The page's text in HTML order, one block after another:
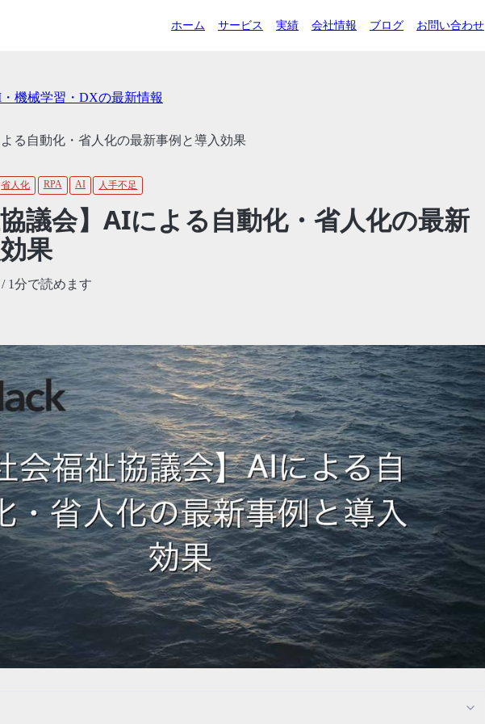
ホーム サービス 実績 会社情報 ブログ お問い合わせ
機械学習・DXの最新情報
る自動化・省人化の最新事例と導入効果
省人化 RPA AI 人手不足
議会】AIによる自動化・省人化の最新
果
1分で読めます